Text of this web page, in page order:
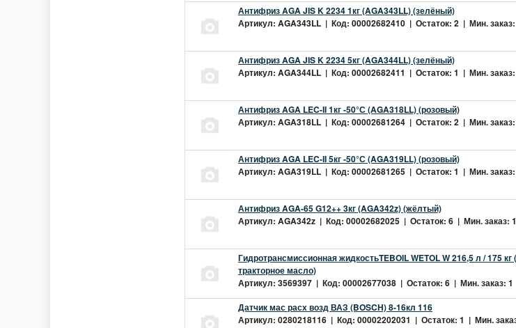
Антифриз AGA JIS K 2234 1кг (AGA343LL) (зелёный)
Артикул: AGA343LL | Код: 00002682410 | Остаток: 2 | Мин. заказ:
Антифриз AGA JIS K 2234 5кг (AGA344LL) (зелёный)
Артикул: AGA344LL | Код: 00002682411 | Остаток: 1 | Мин. заказ:
Антифриз AGA LEC-II 1кг -50°С (AGA318LL) (розовый)
Артикул: AGA318LL | Код: 00002681264 | Остаток: 2 | Мин. заказ:
Антифриз AGA LEC-II 5кг -50°С (AGA319LL) (розовый)
Артикул: AGA319LL | Код: 00002681265 | Остаток: 1 | Мин. заказ:
Антифриз AGA-65 G12++ 3кг (AGA342z) (жёлтый)
Артикул: AGA342z | Код: 00002682025 | Остаток: 6 | Мин. заказ: 1
Гидротрансмиссионная жидкостьTEBOIL WETOL W 216,5 л / 175
тракторное масло)
Артикул: 3569397 | Код: 00002677038 | Остаток: 6 | Мин. заказ: 1
Датчик мас расх возд ВАЗ (BOSCH) 8-16кл 116
Артикул: 0280218116 | Код: 00002202031 | Остаток: 1 | Мин.